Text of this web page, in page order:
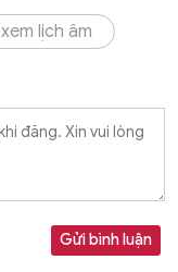
xem lịch âm
Gửi bình luận